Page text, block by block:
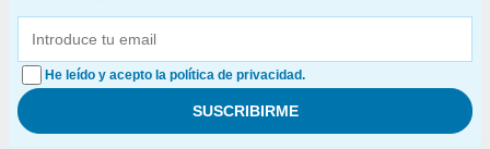
He leído y acepto la política de privacidad.